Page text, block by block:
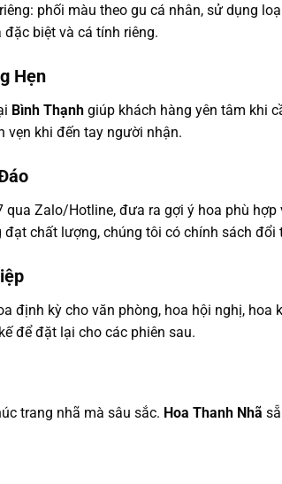
phối màu theo gu cá nhân, sử dụng
biệt và cá tính riêng.
Hẹn
Bình Thạnh giúp khách hàng yên tâm khi
vẹn khi đến tay người nhận.
Zalo/Hotline, đưa ra gợi ý hoa phù
chất lượng, chúng tôi có chính sách đổi
định kỳ cho văn phòng, hoa hội nghị,
để đặt lại cho các phiên sau.
trang nhã mà sâu sắc. Hoa Thanh Nhã